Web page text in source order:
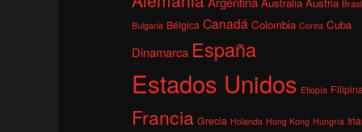
Brasil
Bulgaria Bélgica Canadá Colombia Corea Cuba
Dinamarca España
Estados Unidos Etiopía
Francia Grecia Holanda Hong Kong Hungría